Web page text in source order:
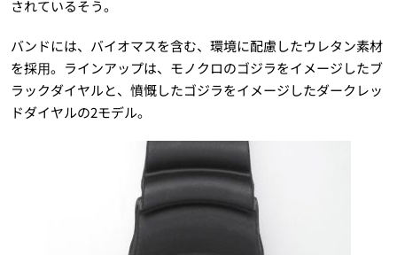
されているそう。
バンドには、バイオマスを含む、環境に配慮したウレタン素材
を採⽤。ラインアップは、モノクロのゴジラをイメージしたブ
ラックダイヤルと、憤慨したゴジラをイメージしたダークレッ
ドダイヤルの2モデル。